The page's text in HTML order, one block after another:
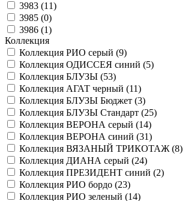
3983 (11)
3985 (0)
3986 (1)
Коллекция
Коллекция РИО серый (9)
Коллекция ОДИССЕЯ синий (5)
Коллекция БЛУЗЫ (53)
Коллекция АГАТ черный (11)
Коллекция БЛУЗЫ Бюджет (3)
Коллекция БЛУЗЫ Стандарт (25)
Коллекция ВЕРОНА серый (14)
Коллекция ВЕРОНА синий (31)
Коллекция ВЯЗАНЫЙ ТРИКОТАЖ (8)
Коллекция ДИАНА серый (24)
Коллекция ПРЕЗИДЕНТ синий (2)
Коллекция РИО бордо (23)
Коллекция РИО зеленый (14)